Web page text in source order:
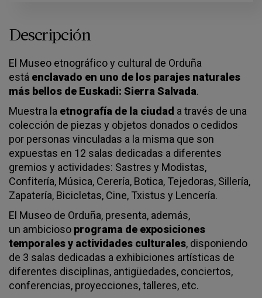
Descripción
El Museo etnográfico y cultural de Orduña
está enclavado en uno de los parajes naturales
más bellos de Euskadi: Sierra Salvada.
Muestra la etnografía de la ciudad a través de una
colección de piezas y objetos donados o cedidos
por personas vinculadas a la misma que son
expuestas en 12 salas dedicadas a diferentes
gremios y actividades: Sastres y Modistas,
Confitería, Música, Cerería, Botica, Tejedoras, Sillería,
Zapatería, Bicicletas, Cine, Txistus y Lencería.
El Museo de Orduña, presenta, además,
un ambicioso programa de exposiciones
temporales y actividades culturales, disponiendo
de 3 salas dedicadas a exhibiciones artísticas de
diferentes disciplinas, antigüedades, conciertos,
conferencias, proyecciones, talleres, etc.